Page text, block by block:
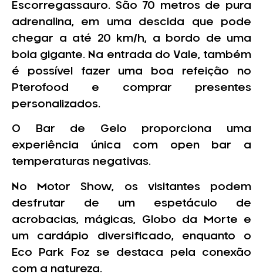
Escorregassauro. São 70 metros de pura
adrenalina, em uma descida que pode
chegar a até 20 km/h, a bordo de uma
boia gigante. Na entrada do Vale, também
é possível fazer uma boa refeição no
Pterofood e comprar presentes
personalizados.
O Bar de Gelo proporciona uma
experiência única com open bar a
temperaturas negativas.
No Motor Show, os visitantes podem
desfrutar de um espetáculo de
acrobacias, mágicas, Globo da Morte e
um cardápio diversificado, enquanto o
Eco Park Foz se destaca pela conexão
com a natureza.